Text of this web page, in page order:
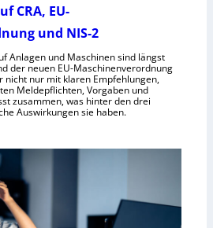
CRA, EU-
und NIS-2
Anlagen und Maschinen sind längst
der neuen EU-Maschinenverordnung
nicht nur mit klaren Empfehlungen,
Meldepflichten, Vorgaben und
zusammen, was hinter den drei
Auswirkungen sie haben.